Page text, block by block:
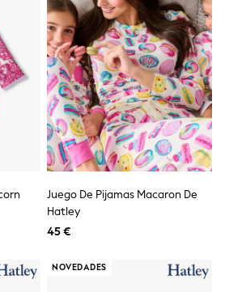
Sleepsuits
DungareesJuego De Pijamas Macaron De
Hatley
45 €
NOVEDADES